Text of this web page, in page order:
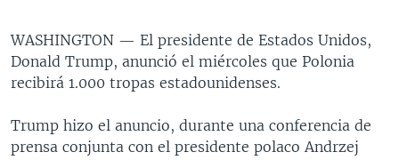
PANORAMA
ESTADOS UNIDOS AL DÍA
EL MUNDO AL DÍA [RADIO]
DEPORTIVO INTERNACIONAL
SÍGANOS
WASHINGTON — El presidente de Estados Unidos,
Donald Trump, anunció el miércoles que Polonia
recibirá 1.000 tropas estadounidenses.
Trump hizo el anuncio, durante una conferencia de
prensa conjunta con el presidente polaco Andrzej